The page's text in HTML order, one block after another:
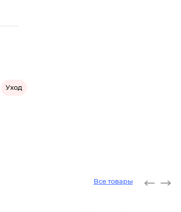
Уход
Все товары